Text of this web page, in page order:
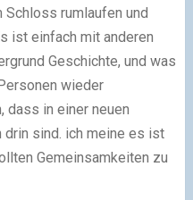
Schloss rumlaufen und
ist einfach mit anderen
Geschichte, und was
wieder
dass in einer neuen
drin sind. ich meine es ist
Gemeinsamkeiten zu